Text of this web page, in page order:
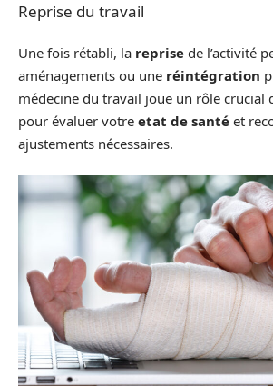
Reprise du travail
Une fois rétabli, la reprise de l’activité
aménagements ou une réintégration
médecine du travail joue un rôle crucial
pour évaluer votre etat de santé et
ajustements nécessaires.